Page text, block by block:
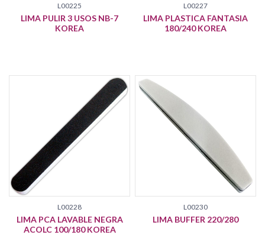
L00225
LIMA PULIR 3 USOS NB-7
KOREA
L00227
LIMA PLASTICA FANTASIA
180/240 KOREA
L00228
LIMA PCA LAVABLE NEGRA
ACOLC 100/180 KOREA
L00230
LIMA BUFFER 220/280